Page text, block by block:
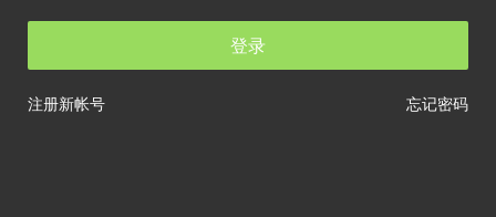
登录
忘记密码
注册新帐号